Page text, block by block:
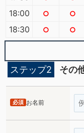
18:00
18:30
○
○
○
○
ステップ2 その
お名前
必須